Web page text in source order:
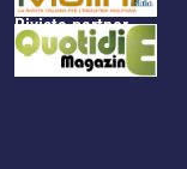
Rivista partner